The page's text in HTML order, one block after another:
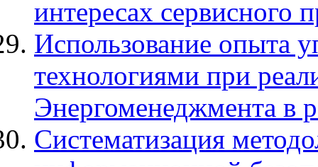
интересах сервисного
Использование опыта
технологиями при
Энергоменеджмента в
Систематизация